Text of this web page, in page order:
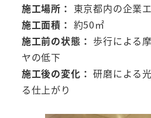
施工場所： 東京都内の企業
施工面積： 約50㎡
施工前の状態： 歩行による
ヤの低下
施工後の変化： 研磨による
る仕上がり